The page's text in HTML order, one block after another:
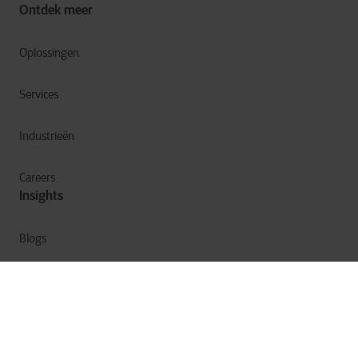
Ontdek meer
Oplossingen
Services
Industrieën
Careers
Insights
Blogs